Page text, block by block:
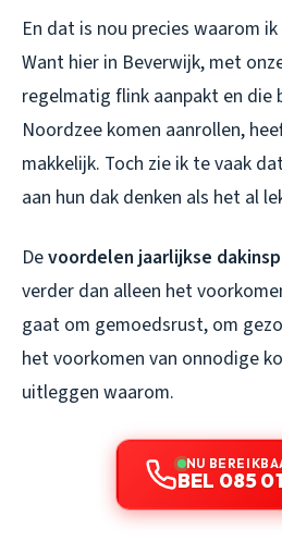
En dat is nou precies waarom
Want hier in Beverwijk, met
regelmatig flink aanpakt en die
Noordzee komen aanrollen,
makkelijk. Toch zie ik te vaak
aan hun dak denken als het al
Devoordelen jaarlijkse
verder dan alleen het
gaat om gemoedsrust, om
het voorkomen van onnodige
uitleggen waarom.
NU
BEL 085